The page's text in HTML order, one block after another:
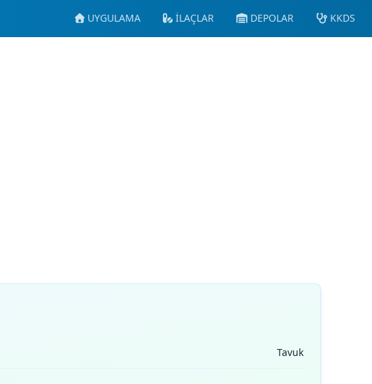
UYGULAMA İLAÇLAR DEPOLAR KKDS
Tavuk